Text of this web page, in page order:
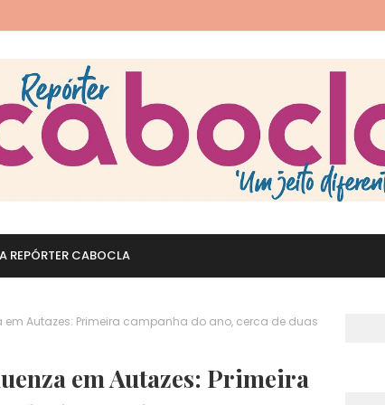
A REPÓRTER CABOCLA
Autazes: Primeira campanha do ano, cerca de duas
em Autazes: Primeira